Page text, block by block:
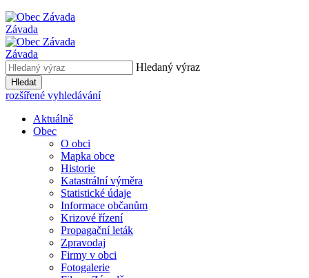
Závada
Závada
Hledaný výraz
Hledat
rozšířené vyhledávání
Aktuálně
Obec
O obci
Mapka obce
Historie
Katastrální výměra
Statistické údaje
Informace občanům
Krizové řízení
Propagační leták
Zpravodaj
Firmy v obci
Fotogalerie